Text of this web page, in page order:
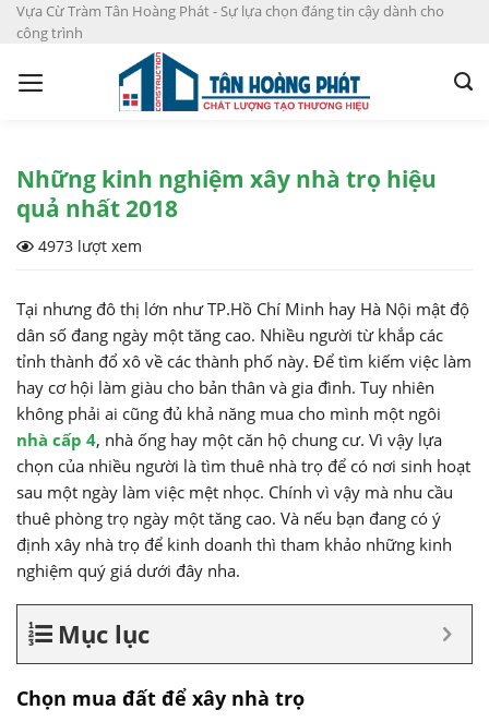
Vựa Cừ Tràm Tân Hoàng Phát - Sự lựa chọn đáng tin cậy dành cho
công trình
Những kinh nghiệm xây nhà trọ hiệu
quả nhất 2018
4973 lượt xem
Tại nhưng đô thị lớn như TP.Hồ Chí Minh hay Hà Nội mật độ
dân số đang ngày một tăng cao. Nhiều người từ khắp các
tỉnh thành đổ xô về các thành phố này. Để tìm kiếm việc làm
hay cơ hội làm giàu cho bản thân và gia đình. Tuy nhiên
không phải ai cũng đủ khả năng mua cho mình một ngôi
nhà cấp 4, nhà ống hay một căn hộ chung cư. Vì vậy lựa
chọn của nhiều người là tìm thuê nhà trọ để có nơi sinh hoạt
sau một ngày làm việc mệt nhọc. Chính vì vậy mà nhu cầu
thuê phòng trọ ngày một tăng cao. Và nếu bạn đang có ý
định xây nhà trọ để kinh doanh thì tham khảo những kinh
nghiệm quý giá dưới đây nha.
Mục lục
Chọn mua đất để xây nhà trọ